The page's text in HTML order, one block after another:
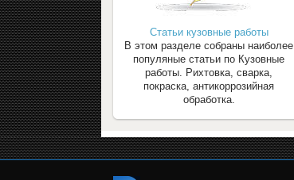
Статьи кузовные работы
В этом разделе собраны наиболее
популяные статьи по Кузовные
работы. Рихтовка, сварка,
покраска, антикоррозийная
обработка.